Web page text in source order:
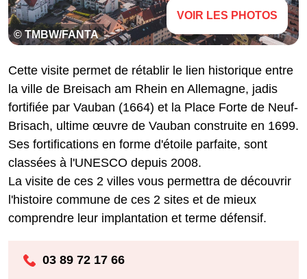
© TMBW/FANTA
VOIR LES PHOTOS
Cette visite permet de rétablir le lien historique entre
la ville de Breisach am Rhein en Allemagne, jadis
fortifiée par Vauban (1664) et la Place Forte de Neuf-
Brisach, ultime œuvre de Vauban construite en 1699.
Ses fortifications en forme d'étoile parfaite, sont
classées à l'UNESCO depuis 2008.
La visite de ces 2 villes vous permettra de découvrir
l'histoire commune de ces 2 sites et de mieux
comprendre leur implantation et terme défensif.
03 89 72 17 66